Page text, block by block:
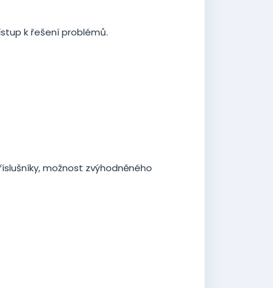
k řešení problémů.
možnost zvýhodněného